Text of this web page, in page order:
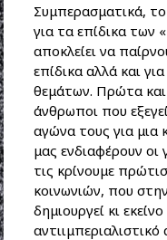
Συμπερασματικά,
για τα επίδικα των
αποκλείει να
επίδικα αλλά και
θεμάτων. Πρώτα και
άνθρωποι που
αγώνα τους για μια
μας ενδιαφέρουν οι
τις κρίνουμε
κοινωνιών, που
δημιουργεί κι